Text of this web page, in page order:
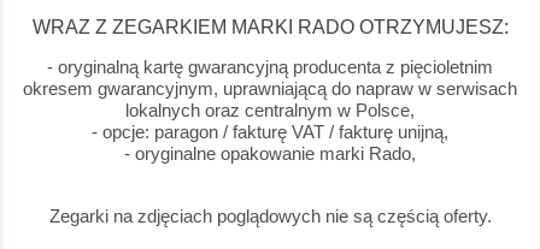
WRAZ Z ZEGARKIEM MARKI RADO OTRZYMUJESZ:
- oryginalną kartę gwarancyjną producenta z pięcioletnim
okresem gwarancyjnym, uprawniającą do napraw w serwisach
lokalnych oraz centralnym w Polsce,
- opcje: paragon / fakturę VAT / fakturę unijną,
- oryginalne opakowanie marki Rado,
Zegarki na zdjęciach poglądowych nie są częścią oferty.